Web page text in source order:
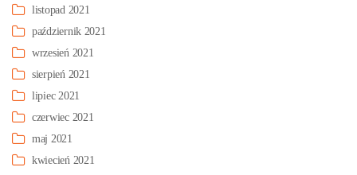
listopad 2021
październik 2021
wrzesień 2021
sierpień 2021
lipiec 2021
czerwiec 2021
maj 2021
kwiecień 2021